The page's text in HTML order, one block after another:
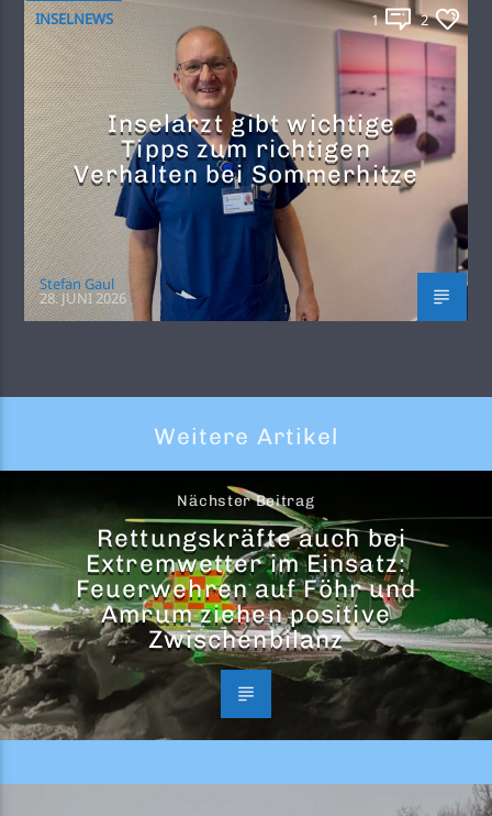
INSELNEWS 1 2
Inselarzt gibt wichtige
Tipps zum richtigen
Verhalten bei Sommerhitze
Stefan Gaul
28. JUNI 2026
Weitere Artikel
Nächster Beitrag
Rettungskräfte auch bei
Extremwetter im Einsatz:
Feuerwehren auf Föhr und
Amrum ziehen positive
Zwischenbilanz